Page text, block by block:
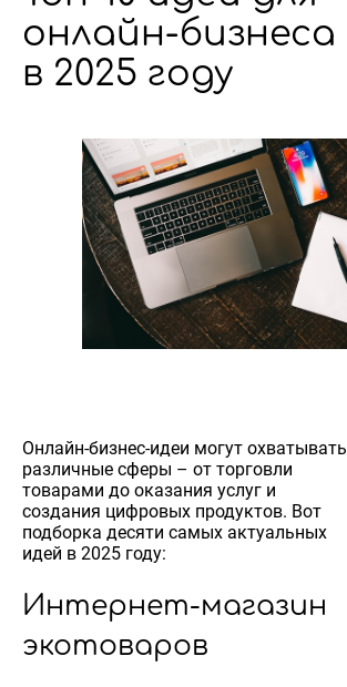
онлайн-бизнеса
в 2025 году
Онлайн-бизнес-идеи могут охватывать
различные сферы – от торговли
товарами до оказания услуг и
создания цифровых продуктов. Вот
подборка десяти самых актуальных
идей в 2025 году:
Интернет-магазин
экотоваров